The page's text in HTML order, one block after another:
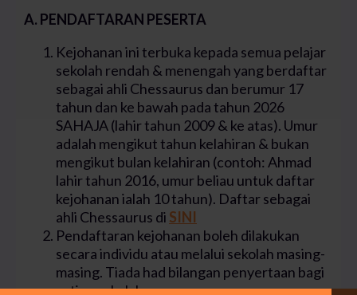
A. PENDAFTARAN PESERTA
Kejohanan ini terbuka kepada semua pelajar
sekolah rendah & menengah yang berdaftar
sebagai ahli Chessaurus dan berumur 17
tahun dan ke bawah pada tahun 2026
SAHAJA (lahir tahun 2009 & ke atas). Umur
adalah mengikut tahun kelahiran & bukan
mengikut bulan kelahiran (contoh: Ahmad
lahir tahun 2016, umur beliau untuk daftar
kejohanan ialah 10 tahun). Daftar sebagai
ahli Chessaurus di SINI
Pendaftaran kejohanan boleh dilakukan
secara individu atau melalui sekolah masing-
masing. Tiada had bilangan penyertaan bagi
setiap sekolah.